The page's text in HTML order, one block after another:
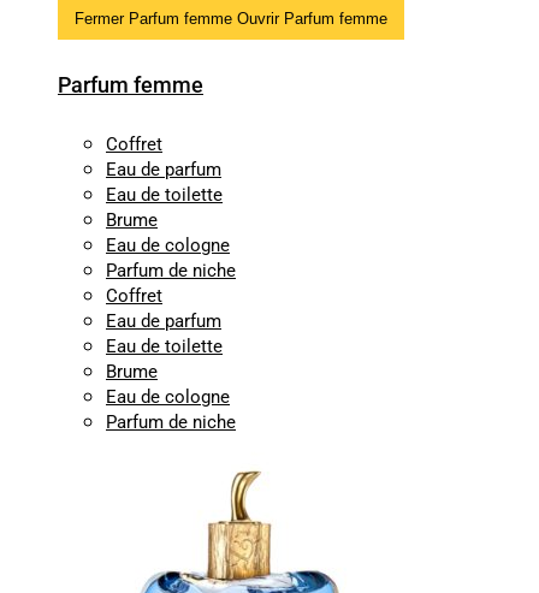
Fermer Parfum femme Ouvrir Parfum femme
Parfum femme
Coffret
Eau de parfum
Eau de toilette
Brume
Eau de cologne
Parfum de niche
Coffret
Eau de parfum
Eau de toilette
Brume
Eau de cologne
Parfum de niche